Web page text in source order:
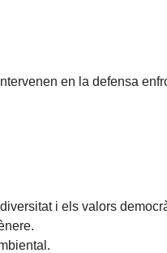
en la defensa
i els valors